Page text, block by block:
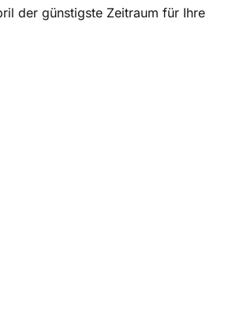
der günstigste Zeitraum für Ihre